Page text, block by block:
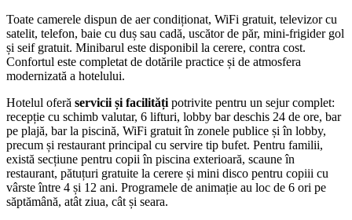
Toate camerele dispun de aer condiționat, WiFi gratuit, televizor cu
satelit, telefon, baie cu duș sau cadă, uscător de păr, mini-frigider gol
și seif gratuit. Minibarul este disponibil la cerere, contra cost.
Confortul este completat de dotările practice și de atmosfera
modernizată a hotelului.
Hotelul oferă servicii și facilități potrivite pentru un sejur complet:
recepție cu schimb valutar, 6 lifturi, lobby bar deschis 24 de ore, bar
pe plajă, bar la piscină, WiFi gratuit în zonele publice și în lobby,
precum și restaurant principal cu servire tip bufet. Pentru familii,
există secțiune pentru copii în piscina exterioară, scaune în
restaurant, pătuțuri gratuite la cerere și mini disco pentru copiii cu
vârste între 4 și 12 ani. Programele de animație au loc de 6 ori pe
săptămână, atât ziua, cât și seara.